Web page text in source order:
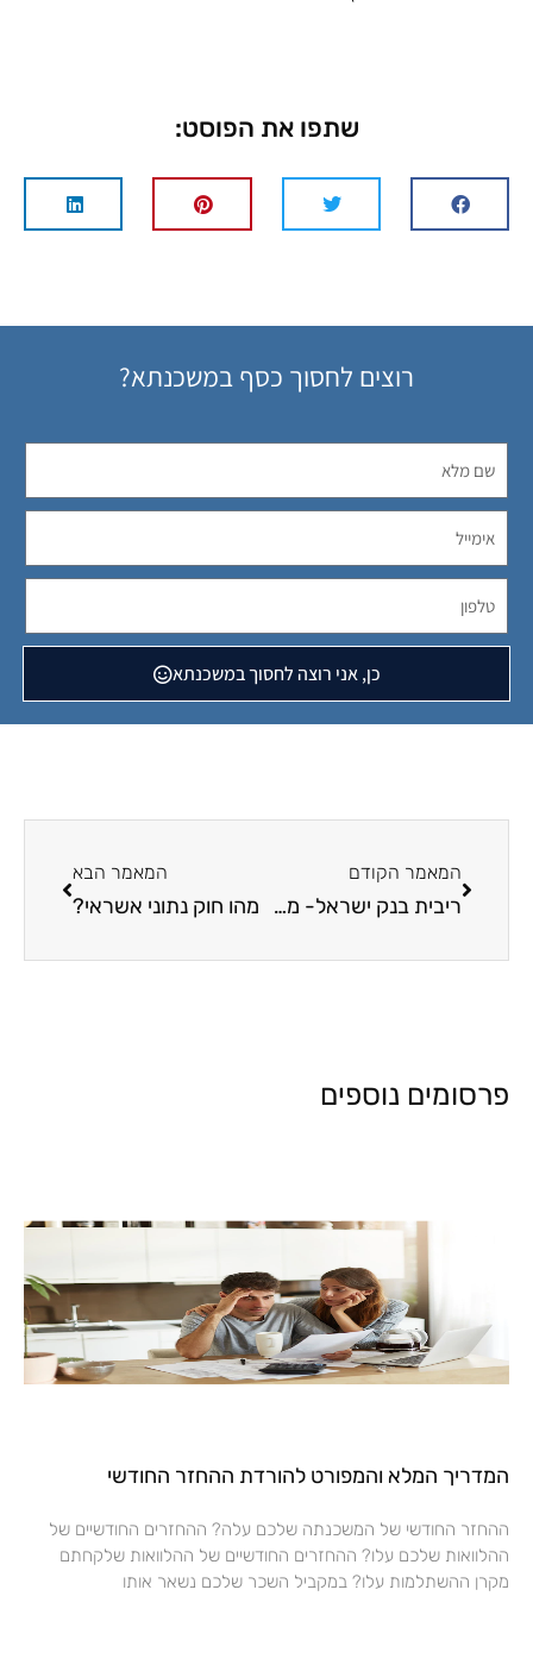
שתפו את הפוסט:
רוצים לחסוך כסף במשכנתא?
כן, אני רוצה לחסוך במשכנתא
המאמר הקודם
ריבית בנק ישראל- מאמר מאת אהרן ברנד בעלים של ז.א.ב משכנתאות.
המאמר הבא
מהו חוק נתוני אשראי?
פרסומים נוספים
המדריך המלא והמפורט להורדת ההחזר החודשי
ההחזר החודשי של המשכנתה שלכם עלה? ההחזרים החודשיים של
ההלוואות שלכם עלו? ההחזרים החודשיים של ההלוואות שלקחתם
מקרן ההשתלמות עלו? במקביל השכר שלכם נשאר אותו